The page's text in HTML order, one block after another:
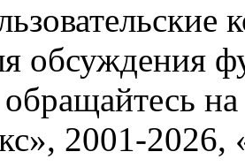
обсуждения
2001-2026,